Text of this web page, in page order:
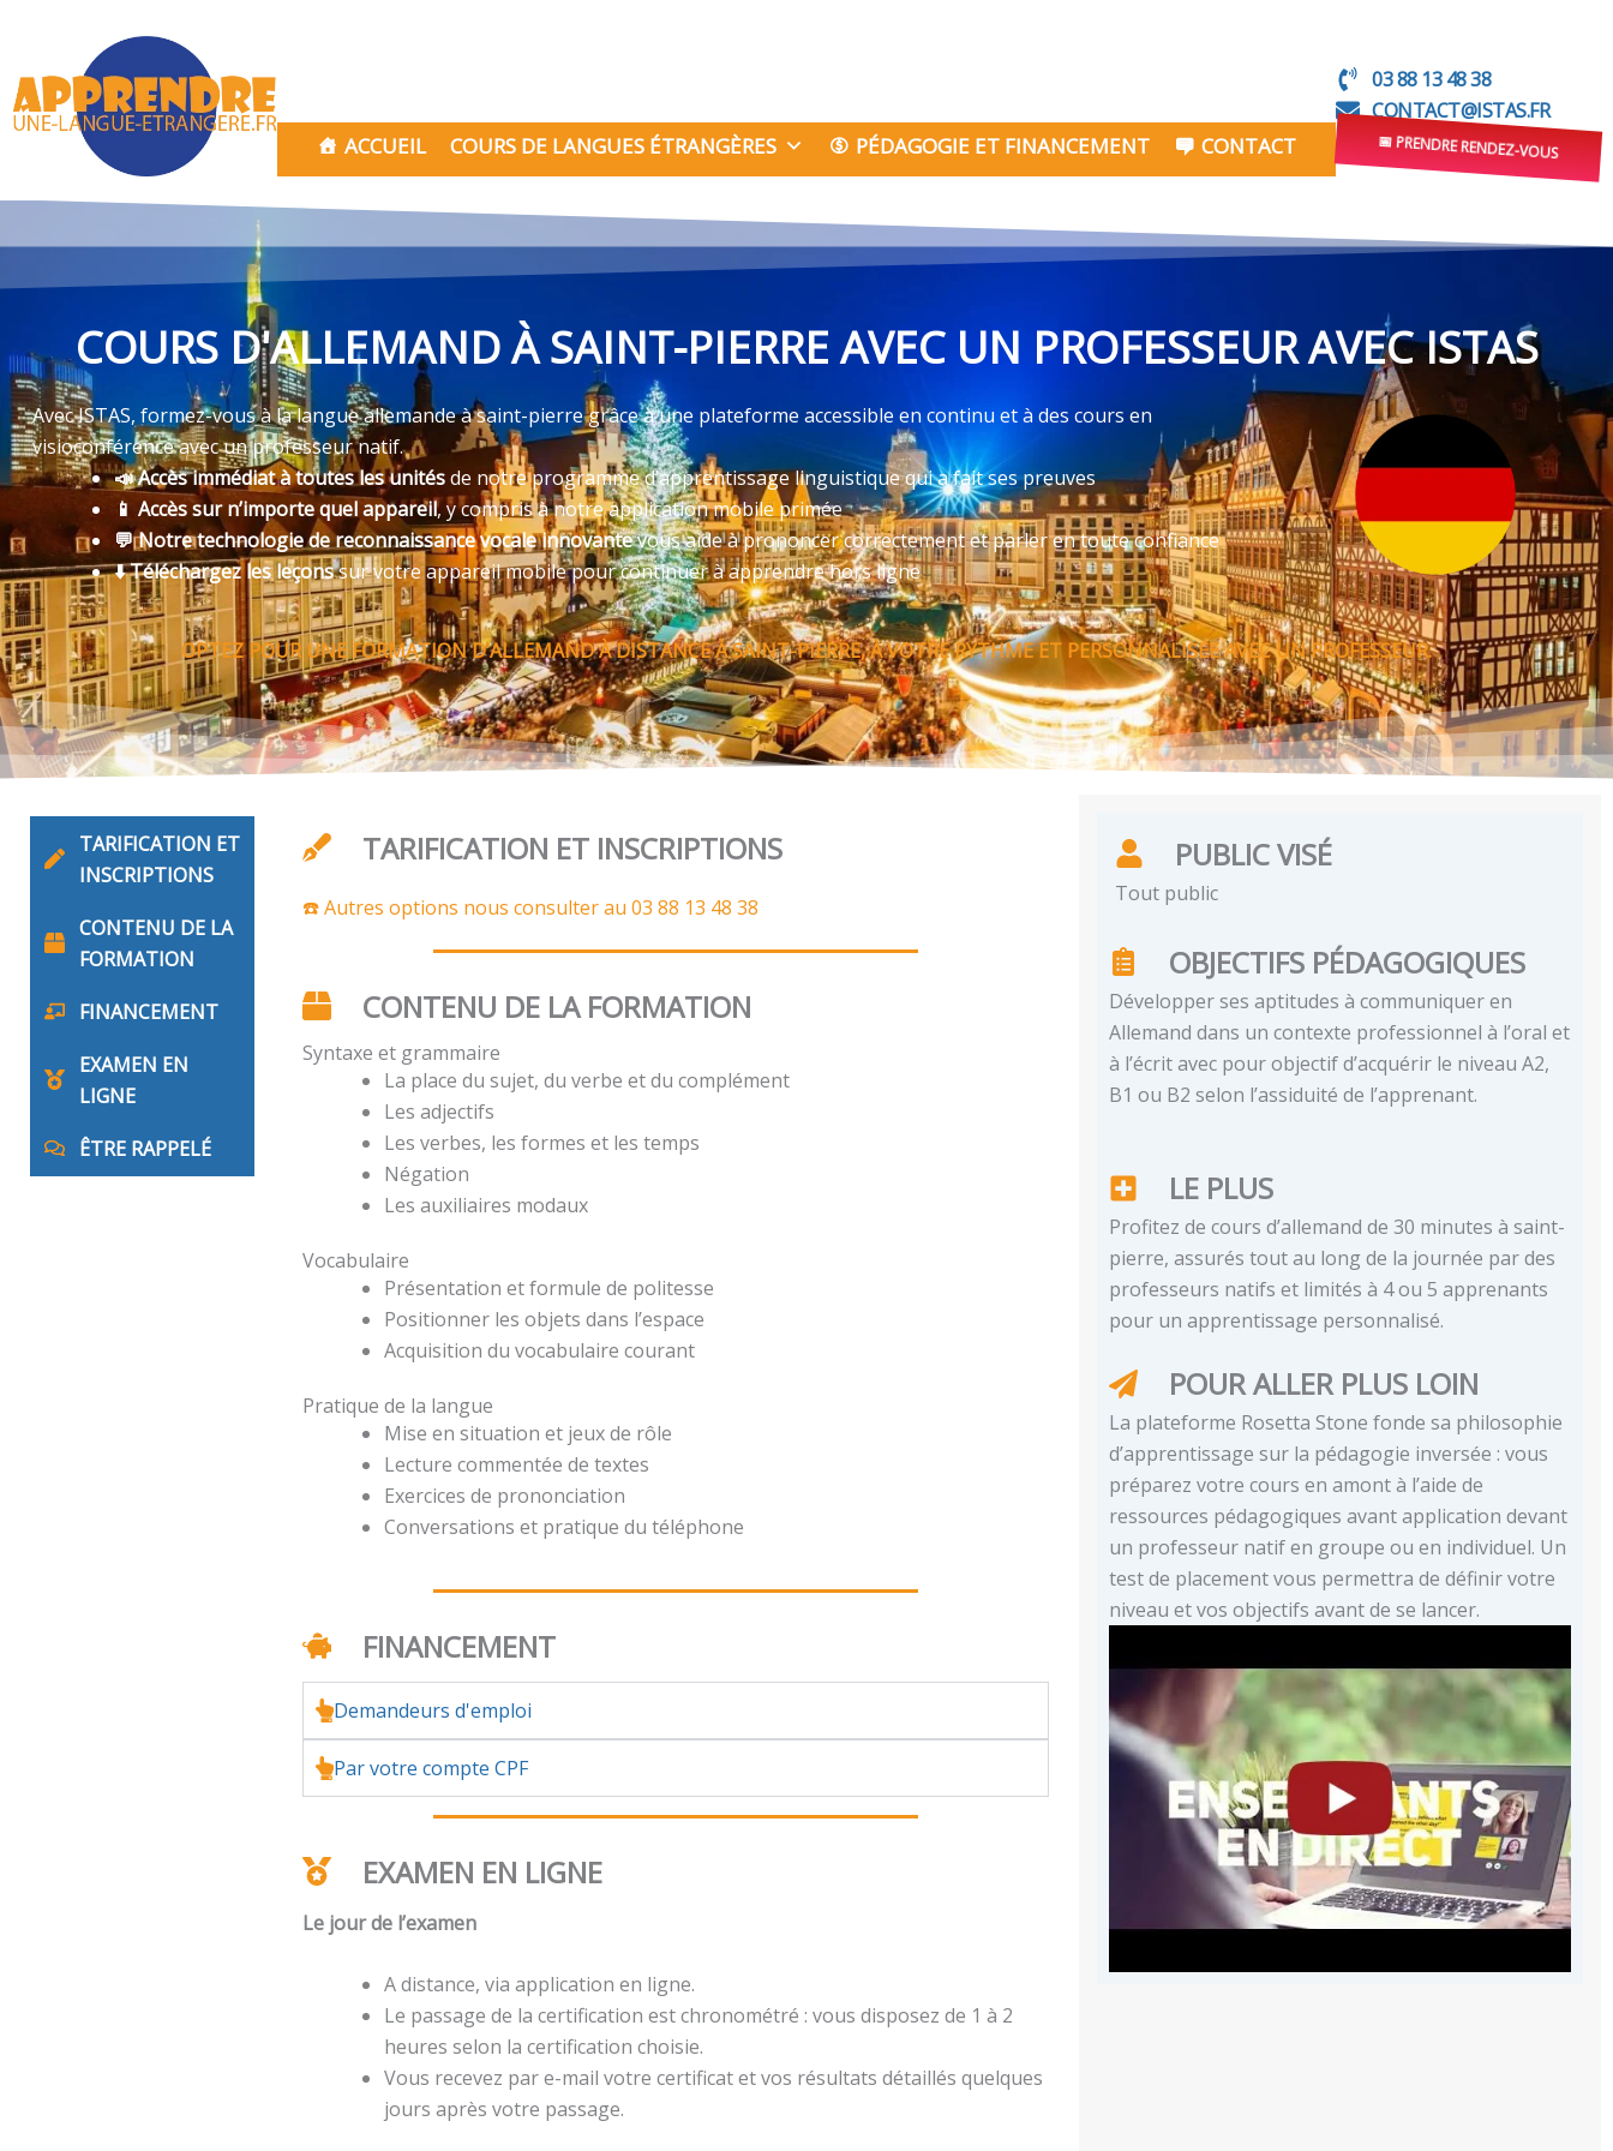
contenu
ACCUEIL COURS DE LANGUES ÉTRANGÈRES PÉDAGOGIE ET FINANCEMENT CONTACT
03 88 13 48 38
CONTACT@ISTAS.FR
📅 PRENDRE RENDEZ-VOUS
COURS D'ALLEMAND À SAINT-PIERRE AVEC UN PROFESSEUR AVEC ISTAS
Avec ISTAS, formez-vous à la langue allemande à saint-pierre grâce à une plateforme accessible en continu et à des cours en
visioconférence avec un professeur natif.
📣 Accès immédiat à toutes les unitésde notre programme d’apprentissage linguistique qui a fait ses preuves
📱 Accès sur n’importe quel appareil, y compris à notre application mobile primée
💬 Notre technologie de reconnaissance vocale innovantevous aide à prononcer correctement et parler en toute confiance
⬇️ Téléchargez les leçonssur votre appareil mobile pour continuer à apprendre hors ligne
OPTEZ POUR UNE FORMATION D’ALLEMAND À DISTANCE À SAINT-PIERRE, À VOTRE RYTHME ET PERSONNALISÉE AVEC UN PROFESSEUR.
TARIFICATION ET
INSCRIPTIONS
CONTENU DE LA
FORMATION
FINANCEMENT
EXAMEN EN
LIGNE
ÊTRE RAPPELÉ
TARIFICATION ET INSCRIPTIONS
☎️ Autres options nous consulter au 03 88 13 48 38
CONTENU DE LA FORMATION
Syntaxe et grammaire
La place du sujet, du verbe et du complément
Les adjectifs
Les verbes, les formes et les temps
Négation
Les auxiliaires modaux
Vocabulaire
Présentation et formule de politesse
Positionner les objets dans l’espace
Acquisition du vocabulaire courant
Pratique de la langue
Mise en situation et jeux de rôle
Lecture commentée de textes
Exercices de prononciation
Conversations et pratique du téléphone
FINANCEMENT
Demandeurs d'emploi
Par votre compte CPF
EXAMEN EN LIGNE
Le jour de l’examen
A distance, via application en ligne.
Le passage de la certification est chronométré : vous disposez de 1 à 2
heures selon la certification choisie.
Vous recevez par e-mail votre certificat et vos résultats détaillés quelques
jours après votre passage.
PUBLIC VISÉ
Tout public
OBJECTIFS PÉDAGOGIQUES
Développer ses aptitudes à communiquer en
Allemand dans un contexte professionnel à l’oral et
à l’écrit avec pour objectif d’acquérir le niveau A2,
B1 ou B2 selon l’assiduité de l’apprenant.
LE PLUS
Profitez de cours d’allemand de 30 minutes à saint-
pierre, assurés tout au long de la journée par des
professeurs natifs et limités à 4 ou 5 apprenants
pour un apprentissage personnalisé.
POUR ALLER PLUS LOIN
La plateforme Rosetta Stone fonde sa philosophie
d’apprentissage sur la pédagogie inversée : vous
préparez votre cours en amont à l’aide de
ressources pédagogiques avant application devant
un professeur natif en groupe ou en individuel. Un
test de placement vous permettra de définir votre
niveau et vos objectifs avant de se lancer.